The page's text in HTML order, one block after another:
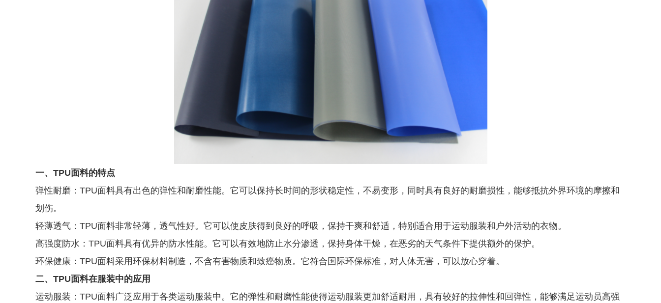
一、TPU面料的特点
弹性耐磨：TPU面料具有出色的弹性和耐磨性能。它可以保持长时间的形状稳定性，不易变形，同时具有良好的耐磨损性，能够抵抗外界环境的摩擦和
划伤。
轻薄透气：TPU面料非常轻薄，透气性好。它可以使皮肤得到良好的呼吸，保持干爽和舒适，特别适合用于运动服装和户外活动的衣物。
高强度防水：TPU面料具有优异的防水性能。它可以有效地防止水分渗透，保持身体干燥，在恶劣的天气条件下提供额外的保护。
环保健康：TPU面料采用环保材料制造，不含有害物质和致癌物质。它符合国际环保标准，对人体无害，可以放心穿着。
二、TPU面料在服装中的应用
运动服装：TPU面料广泛应用于各类运动服装中。它的弹性和耐磨性能使得运动服装更加舒适耐用，具有较好的拉伸性和回弹性，能够满足运动员高强